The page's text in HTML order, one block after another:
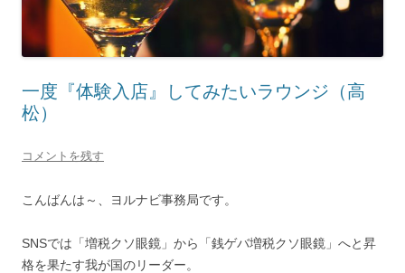
一度『体験入店』してみたいラウンジ（高
松）
コメントを残す
こんばんは～、ヨルナビ事務局です。
SNSでは「増税クソ眼鏡」から「銭ゲバ増税クソ眼鏡」へと昇
格を果たす我が国のリーダー。